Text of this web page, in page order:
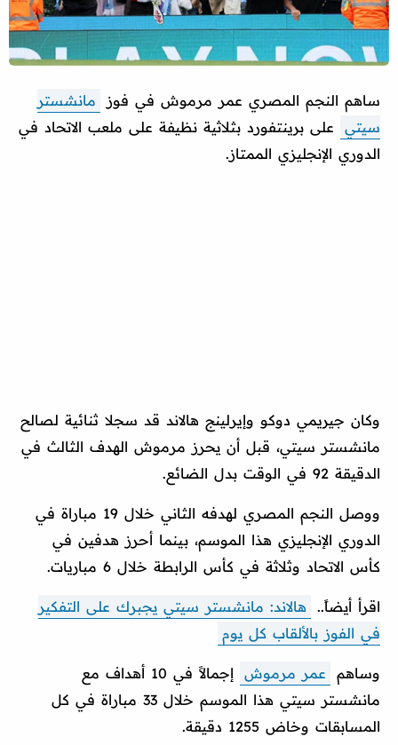
ساهم النجم المصري عمر مرموش في فوز
مانشستر
سيتي
على برينتفورد بثلاثية نظيفة على ملعب الاتحاد في
الدوري الإنجليزي الممتاز.
وكان جيريمي دوكو وإيرلينج هالاند قد سجلا ثنائية لصالح
مانشستر سيتي، قبل أن يحرز مرموش الهدف الثالث في
الدقيقة 92 في الوقت بدل الضائع.
ووصل النجم المصري لهدفه الثاني خلال 19 مباراة في
الدوري الإنجليزي هذا الموسم، بينما أحرز هدفين في
كأس الاتحاد وثلاثة في كأس الرابطة خلال 6 مباريات.
اقرأ أيضاً..
هالاند: مانشستر سيتي يجبرك على التفكير
في الفوز بالألقاب كل يوم
وساهم عمر مرموش
إجمالاً في 10 أهداف مع
مانشستر سيتي هذا الموسم خلال 33 مباراة في كل
المسابقات وخاض 1255 دقيقة.